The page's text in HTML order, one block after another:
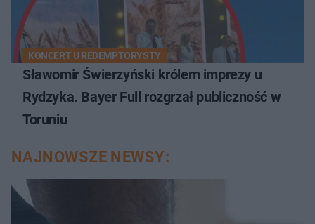
KONCERT U REDEMPTORYSTY
Sławomir Świerzyński królem imprezy u
Rydzyka. Bayer Full rozgrzał publiczność w
Toruniu
NAJNOWSZE NEWSY: